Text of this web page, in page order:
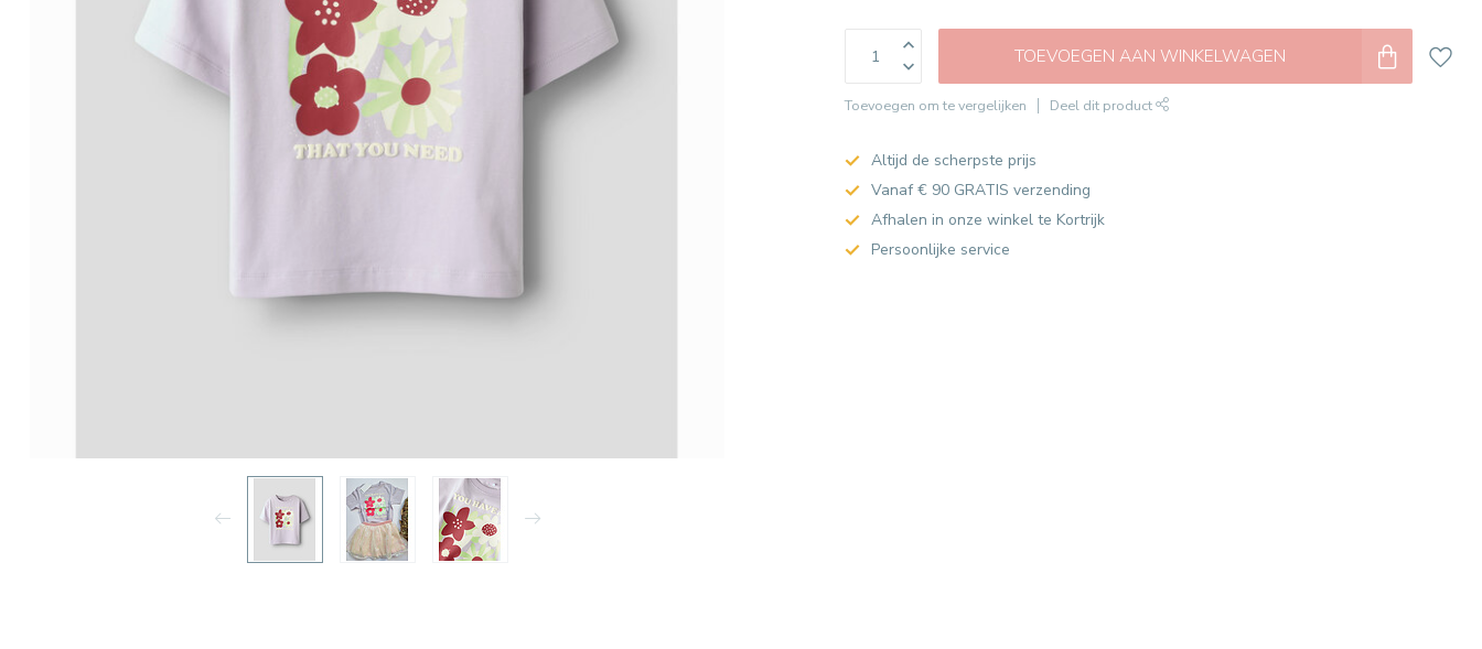
TOEVOEGEN AAN WINKELWAGEN
Toevoegen om te vergelijken Deel dit product
Altijd de scherpste prijs
Vanaf € 90 GRATIS verzending
Afhalen in onze winkel te Kortrijk
Persoonlijke service